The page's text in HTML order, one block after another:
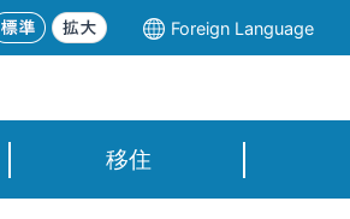
Foreign Language
移住